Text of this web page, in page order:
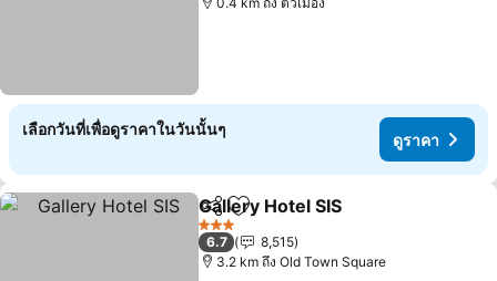
เลือกวันที่เพื่อดูราคาในวันนั้นๆ
ดูราคา
แชร์ เพิ่มในรายการโปรด
Gallery Hotel SIS
3 ดาว
6.7
8,515
3.2 km ถึง Old Town Square